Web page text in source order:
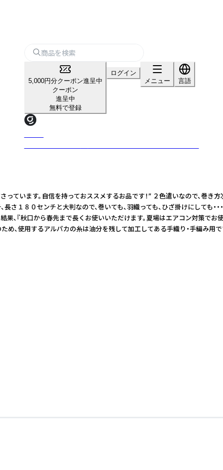
5,000円分クーポン進呈中
クーポン
進呈中
無料で登録
ログイン
メニュー
言語
す。自信を持っておススメするお品です！” ２色遣いなので、
８０センチと大判なので、巻いても、羽織っても、ひざ掛けにし
秋口から春先まで長くお使いいただけます。夏場はエアコン対策
使用するアルパカの糸は油分を残して加工してある手織り・手編